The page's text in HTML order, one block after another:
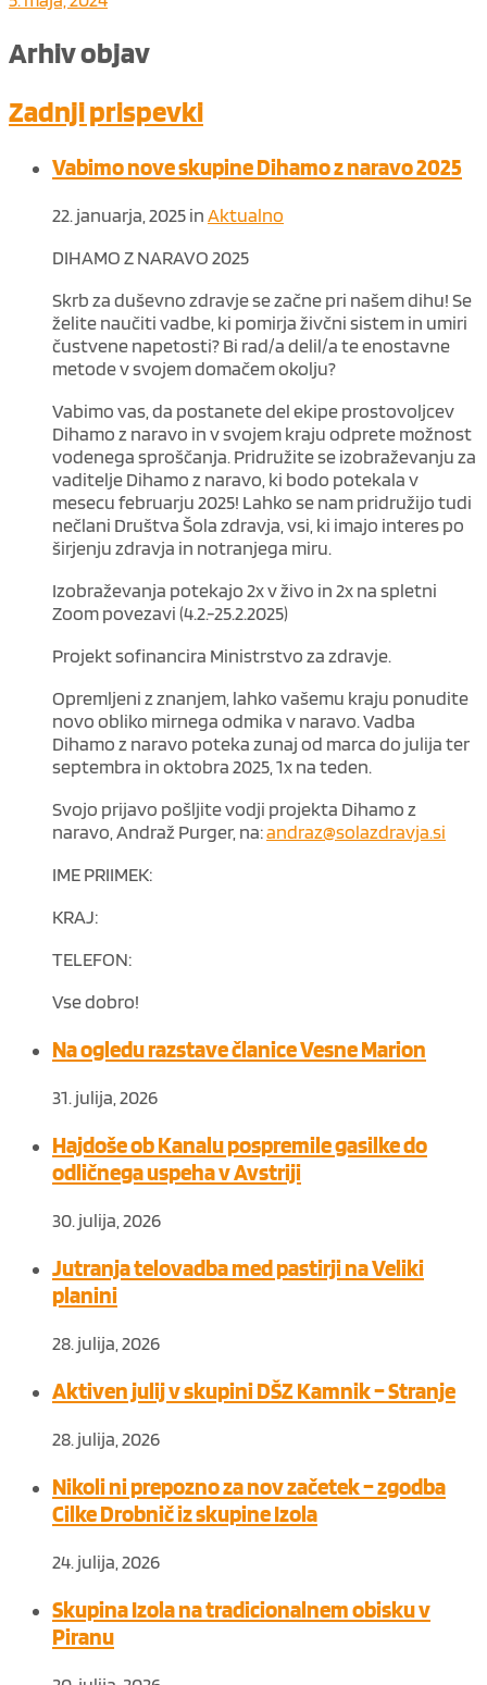
Arhiv objav
Zadnji prispevki
Vabimo nove skupine Dihamo z naravo 2025
22. januarja, 2025inAktualno
DIHAMO Z NARAVO 2025
Skrb za duševno zdravje se začne pri našem dihu! Se
želite naučiti vadbe, ki pomirja živčni sistem in umiri
čustvene napetosti? Bi rad/a delil/a te enostavne
metode v svojem domačem okolju?
Vabimo vas, da postanete del ekipe prostovoljcev
Dihamo z naravo in v svojem kraju odprete možnost
vodenega sproščanja. Pridružite se izobraževanju za
vaditelje Dihamo z naravo, ki bodo potekala v
mesecu februarju 2025! Lahko se nam pridružijo tudi
nečlani Društva Šola zdravja, vsi, ki imajo interes po
širjenju zdravja in notranjega miru.
Izobraževanja potekajo 2x v živo in 2x na spletni
Zoom povezavi (4.2.-25.2.2025)
Projekt sofinancira Ministrstvo za zdravje.
Opremljeni z znanjem, lahko vašemu kraju ponudite
novo obliko mirnega odmika v naravo. Vadba
Dihamo z naravo poteka zunaj od marca do julija ter
septembra in oktobra 2025, 1x na teden.
Svojo prijavo pošljite vodji projekta Dihamo z
naravo, Andraž Purger, na:andraz@solazdravja.si
IME PRIIMEK:
KRAJ:
TELEFON:
Vse dobro!
Na ogledu razstave članice Vesne Marion
31. julija, 2026
Hajdoše ob Kanalu pospremile gasilke do
odličnega uspeha v Avstriji
30. julija, 2026
Jutranja telovadba med pastirji na Veliki
planini
28. julija, 2026
Aktiven julij v skupini DŠZ Kamnik – Stranje
28. julija, 2026
Nikoli ni prepozno za nov začetek – zgodba
Cilke Drobnič iz skupine Izola
24. julija, 2026
Skupina Izola na tradicionalnem obisku v
Piranu